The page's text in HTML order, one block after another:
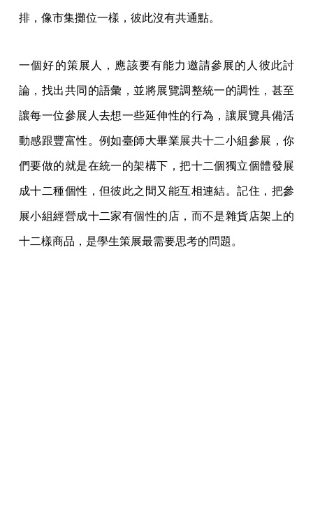
排，像市集攤位一樣，彼此沒有共通點。
一個好的策展人，應該要有能力邀請參展的人彼此討
論，找出共同的語彙，並將展覽調整統一的調性，甚至
讓每一位參展人去想一些延伸性的行為，讓展覽具備活
動感跟豐富性。例如臺師大畢業展共十二小組參展，你
們要做的就是在統一的架構下，把十二個獨立個體發展
成十二種個性，但彼此之間又能互相連結。記住，把參
展小組經營成十二家有個性的店，而不是雜貨店架上的
十二樣商品，是學生策展最需要思考的問題。